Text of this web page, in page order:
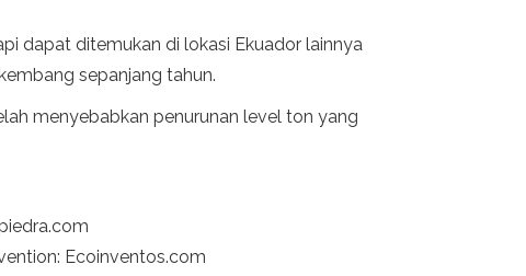
dapat ditemukan di lokasi Ekuador lainnya
sepanjang tahun.
menyebabkan penurunan level ton yang
Ecoinventos.com